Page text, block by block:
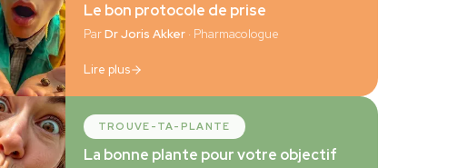
Le bon protocole de prise
ParDr Joris Akker· Pharmacologue
Lire plus
TROUVE-TA-PLANTE
La bonne plante pour votre objectif